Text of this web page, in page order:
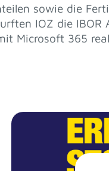
sowie die
IOZ die IBOR
Microsoft 365